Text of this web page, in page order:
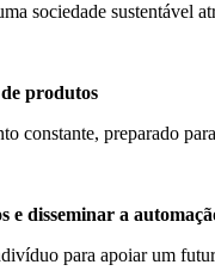
sociedade sustentável
produtos
constante, preparado
e disseminar a
para apoiar um